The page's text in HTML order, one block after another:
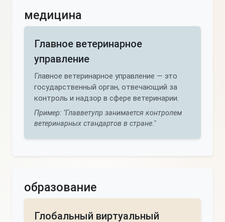
медицина
Главное ветеринарное
управление
Главное ветеринарное управление — это
государственный орган, отвечающий за
контроль и надзор в сфере ветеринарии.
Пример: "Главветупр занимается контролем
ветеринарных стандартов в стране."
образование
Глобальный виртуальный